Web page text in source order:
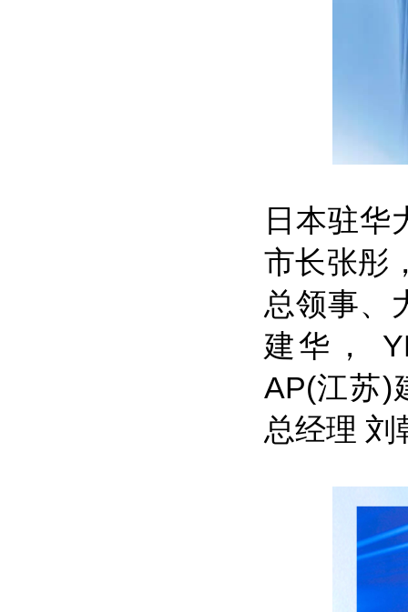
日本驻华
市长张彤
总领事、
建华，
AP(江苏)
总经理 刘